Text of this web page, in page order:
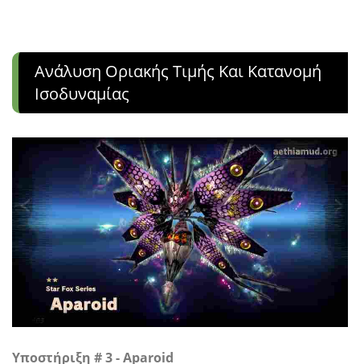
Ανάλυση Οριακής Τιμής Και Κατανομή
Ισοδυναμίας
Υποστήριξη # 3 - Aparoid